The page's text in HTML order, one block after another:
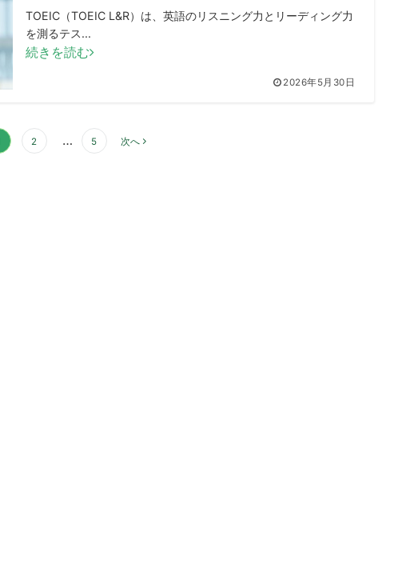
TOEIC（TOEIC L&R）は、英語のリスニング力とリーディング力
を測るテス...
2026年5月30日
続きを読む
2 … 5 次へ